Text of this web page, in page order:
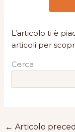
L’articolo ti è
articoli per
Cerca
← Articolo